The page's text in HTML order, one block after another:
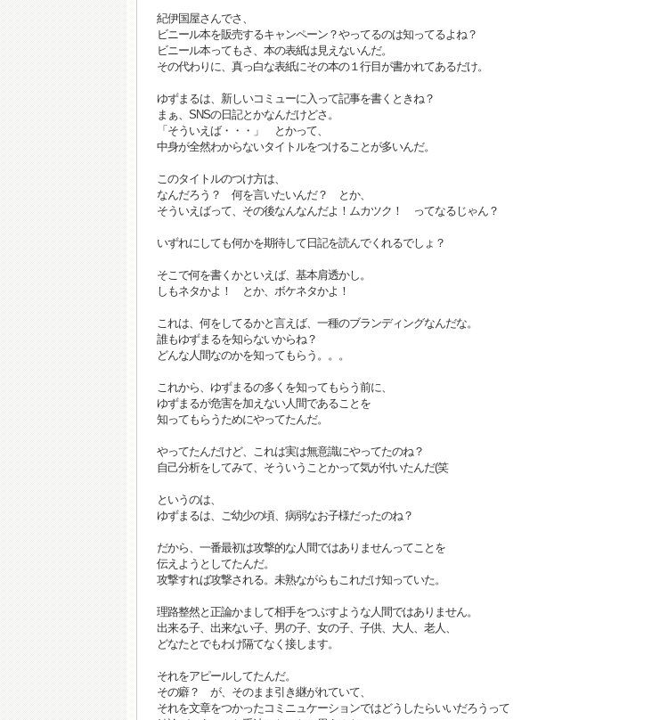
紀伊国屋さんでさ、
ビニール本を販売するキャンペーン？やってるのは知ってるよね？
ビニール本ってもさ、本の表紙は見えないんだ。
その代わりに、真っ白な表紙にその本の１行目が書かれてあるだけ。
ゆずまるは、新しいコミューに入って記事を書くときね？
まぁ、SNSの日記とかなんだけどさ。
「そういえば・・・」 とかって、
中身が全然わからないタイトルをつけることが多いんだ。
このタイトルのつけ方は、
なんだろう？ 何を言いたいんだ？ とか、
そういえばって、その後なんなんだよ！ムカツク！ ってなるじゃん？
いずれにしても何かを期待して日記を読んでくれるでしょ？
そこで何を書くかといえば、基本肩透かし。
しもネタかよ！ とか、ボケネタかよ！
これは、何をしてるかと言えば、一種のブランディングなんだな。
誰もゆずまるを知らないからね？
どんな人間なのかを知ってもらう。。。
これから、ゆずまるの多くを知ってもらう前に、
ゆずまるが危害を加えない人間であることを
知ってもらうためにやってたんだ。
やってたんだけど、これは実は無意識にやってたのね？
自己分析をしてみて、そういうことかって気が付いたんだ(笑
というのは、
ゆずまるは、ご幼少の頃、病弱なお子様だったのね？
だから、一番最初は攻撃的な人間ではありませんってことを
伝えようとしてたんだ。
攻撃すれば攻撃される。未熟ながらもこれだけ知っていた。
理路整然と正論かまして相手をつぶすような人間ではありません。
出来る子、出来ない子、男の子、女の子、子供、大人、老人、
どなたとでもわけ隔てなく接します。
それをアピールしてたんだ。
その癖？ が、そのまま引き継がれていて、
それを文章をつかったコミニュケーションではどうしたらいいだろうって